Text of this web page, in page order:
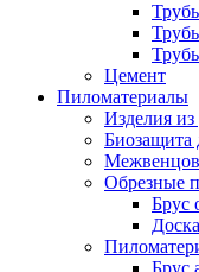
Цемент
Пиломатериалы
Изделия
Биозащита
Обрезные
Брус